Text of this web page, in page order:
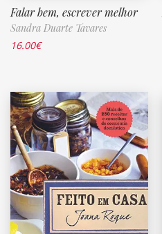
Falar bem, escrever melhor
Sandra Duarte Tavares
16.00€